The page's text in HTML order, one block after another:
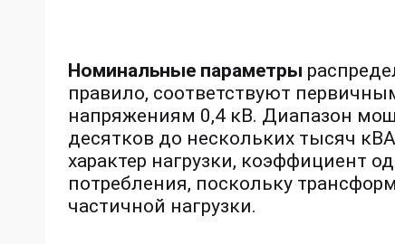
Номинальные параметры
правило, соответствуют
напряжениям 0,4 кВ. Диапазон
десятков до нескольких тысяч
характер нагрузки, коэффициент
потребления, поскольку
частичной нагрузки.